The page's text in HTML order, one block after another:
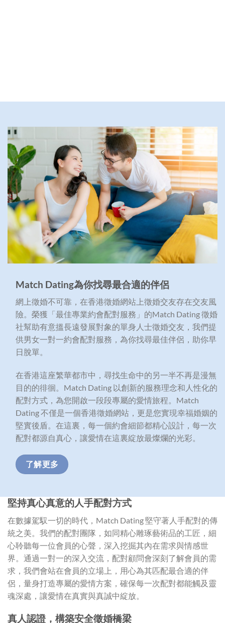
Match Dating為你找尋最合適的伴侶
網上徵婚不可靠，在香港徵婚網站上徵婚交友存在交友風
險。榮獲「最佳專業約會配對服務」的Match Dating 徵婚
社幫助有意搵長遠發展對象的單身人士徵婚交友，我們提
供男女一對一約會配對服務，為你找尋最佳伴侶，助你早
日脫單。
在香港這座繁華都市中，尋找生命中的另一半不再是漫無
目的的徘徊。Match Dating 以創新的服務理念和人性化的
配對方式，為您開啟一段段專屬的愛情旅程。Match
Dating 不僅是一個香港徵婚網站，更是您實現幸福婚姻的
堅實後盾。在這裏，每一個約會細節都精心設計，每一次
配對都源自真心，讓愛情在這裏綻放最燦爛的光彩。
了解更多
堅持真心真意的人手配對方式
在數據駕馭一切的時代，Match Dating 堅守著人手配對的傳
統之美。我們的配對團隊，如同精心雕琢藝術品的工匠，細
心聆聽每一位會員的心聲，深入挖掘其內在需求與情感世
界。通過一對一的深入交流，配對顧問會深刻了解會員的需
求，我們會站在會員的立場上，用心為其匹配最合適的伴
侶，量身打造專屬的愛情方案，確保每一次配對都能觸及靈
魂深處，讓愛情在真實與真誠中綻放。
真人認證，構築安全徵婚橋梁